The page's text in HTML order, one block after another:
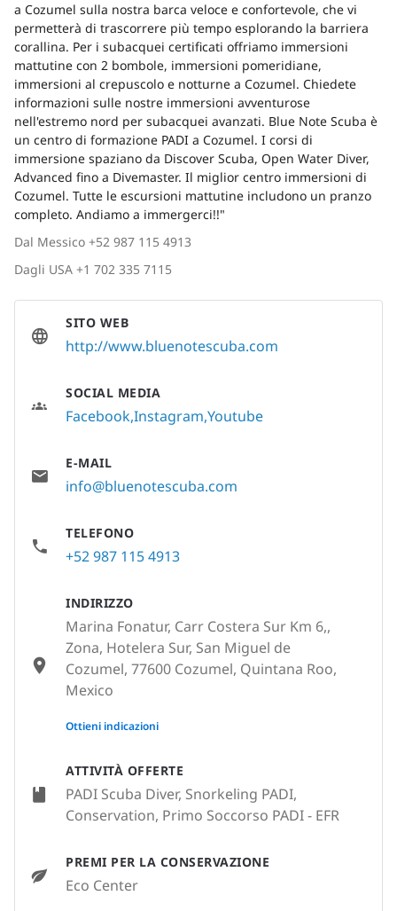
a Cozumel sulla nostra barca veloce e confortevole, che vi
permetterà di trascorrere più tempo esplorando la barriera
corallina. Per i subacquei certificati offriamo immersioni
mattutine con 2 bombole, immersioni pomeridiane,
immersioni al crepuscolo e notturne a Cozumel. Chiedete
informazioni sulle nostre immersioni avventurose
nell'estremo nord per subacquei avanzati. Blue Note Scuba è
un centro di formazione PADI a Cozumel. I corsi di
immersione spaziano da Discover Scuba, Open Water Diver,
Advanced fino a Divemaster. Il miglior centro immersioni di
Cozumel. Tutte le escursioni mattutine includono un pranzo
completo. Andiamo a immergerci!!"
Dal Messico +52 987 115 4913
Dagli USA +1 702 335 7115
ATTIVITÀ OFFERTE
PADI Scuba Diver, Snorkeling PADI,
Conservation, Primo Soccorso PADI - EFR
PREMI PER LA CONSERVAZIONE
Eco Center
SITO WEB
http://www.bluenotescuba.com
SOCIAL MEDIA
FacebookInstagram Youtube
E-MAIL
info@bluenotescuba.com
TELEFONO
+52 987 115 4913
INDIRIZZO
Marina Fonatur, Carr Costera Sur Km 6,,
Zona, Hotelera Sur, San Miguel de
Cozumel, 77600 Cozumel, Quintana Roo,
Mexico
None
Ottieni indicazioni